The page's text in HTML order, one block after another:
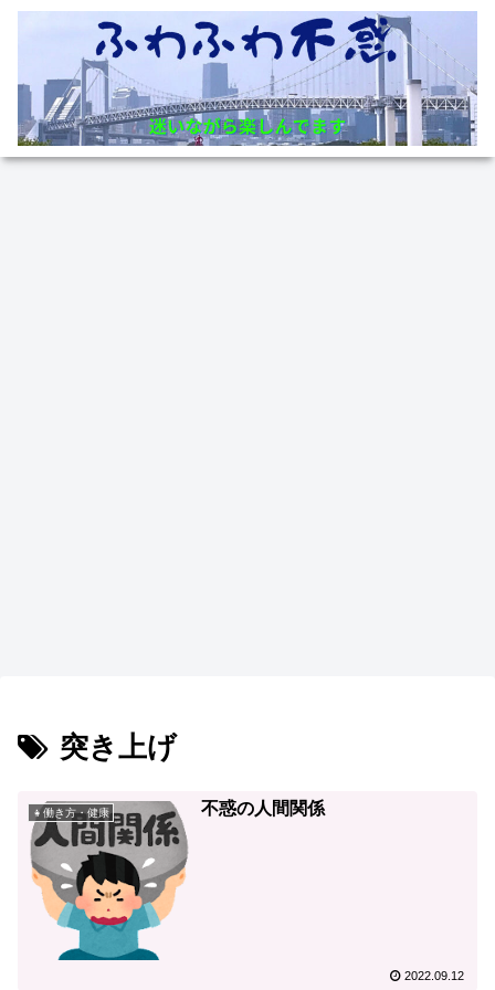
突き上げ
👧働き方・健康 不惑の人間関係
2022.09.12